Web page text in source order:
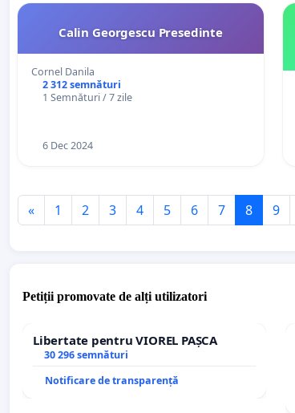
Calin Georgescu Presedinte
Cornel Danila
2 312 semnături
1 Semnături / 7 zile
6 Dec 2024
« 1 2 3 4 5 6 7 8 9
Petiții promovate de alți utilizatori
Libertate pentru VIOREL PAȘCA
30 296 semnături
Notificare de transparență